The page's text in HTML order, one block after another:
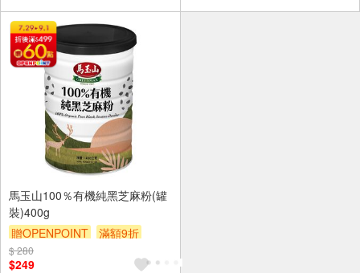
馬玉山100％有機純黑芝麻粉(罐
裝)400g
贈OPENPOINT
滿額9折
贈$200
$ 280
$249